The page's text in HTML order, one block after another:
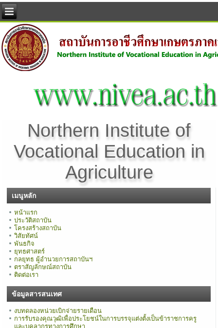
Northern Institute of
Vocational Education in
Agriculture
เมนูหลัก
หน้าแรก
ประวัติสถาบัน
โครงสร้างสถาบัน
วิสัยทัศน์
พันธกิจ
ยุทธศาสตร์
กลยุทธ ผู้อำนวยการสถาบันฯ
ตราสัญลักษณ์สถาบัน
ติดต่อเรา
ข้อมูลสารสนเทศ
งบทดลองหน่วยเบิกจ่ายรายเดือน
การรับรองคุณวุฒิเพื่อประโยชน์ในการบรรจุแต่งตั้งเป็นข้าราชการครู
และบุคลากรทางการศึกษา